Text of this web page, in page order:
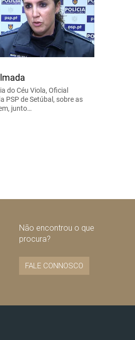
do Céu Viola, Oficial
PSP de Setúbal, sobre as
junto…
Não encontrou o que
procura?
FALE CONNOSCO